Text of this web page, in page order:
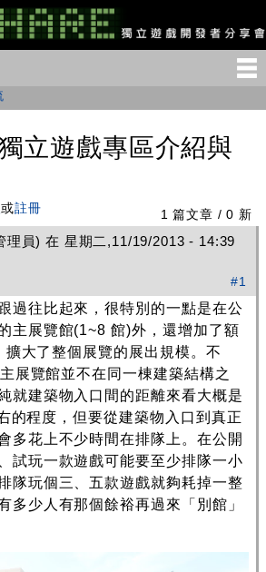
移
至
主
立遊戲專區介紹與
1 篇文章 / 0 新
或註冊
理員) 在 星期二,11/19/2013 - 14:39
#1
過往比起來，很特別的一點是在公
主展覽館(1~8 館)外，還增加了額
大了整個展覽的展出規模。不
展覽館並不在同一棟建築結構之
就建築物入口間的距離來看大概是
的程度，但要從建築物入口到真正
多花上不少時間在排隊上。在公開
試玩一款遊戲可能要至少排隊一小
隊玩個三、五款遊戲就夠耗掉一整
多少人有那個餘裕再過來「別館」